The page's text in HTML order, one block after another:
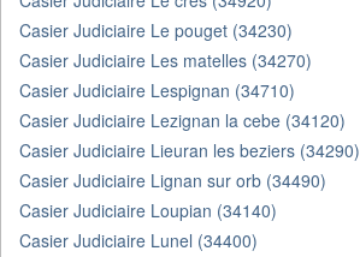
Casier Judiciaire Le pouget (34230)
Casier Judiciaire Les matelles (34270)
Casier Judiciaire Lespignan (34710)
Casier Judiciaire Lezignan la cebe (34120)
Casier Judiciaire Lieuran les beziers (34290)
Casier Judiciaire Lignan sur orb (34490)
Casier Judiciaire Loupian (34140)
Casier Judiciaire Lunel (34400)